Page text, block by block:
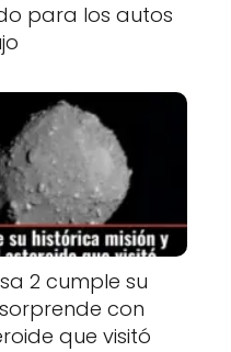
para los autos
2 cumple su
con
que visitó